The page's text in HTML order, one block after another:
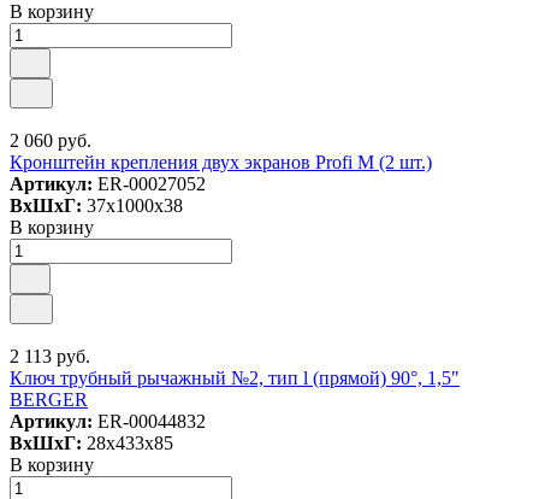
В корзину
2 060 руб.
Кронштейн крепления двух экранов Profi M (2 шт.)
Артикул: ER-00027052
ВxШxГ: 37x1000x38
В корзину
2 113 руб.
Ключ трубный рычажный №2, тип l (прямой) 90°, 1,5"
BERGER
Артикул: ER-00044832
ВxШxГ: 28x433x85
В корзину